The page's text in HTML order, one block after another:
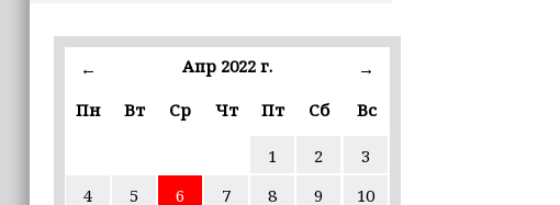
рамках Десятилетия науки и
технологий
09:41
Россия запустила производство 10
жизненно важных препаратов
← Апр 2022 г.
→
Пн
Вт Ср Чт Пт Сб Вс
1 2
3
4
5 6 7 8 9 10